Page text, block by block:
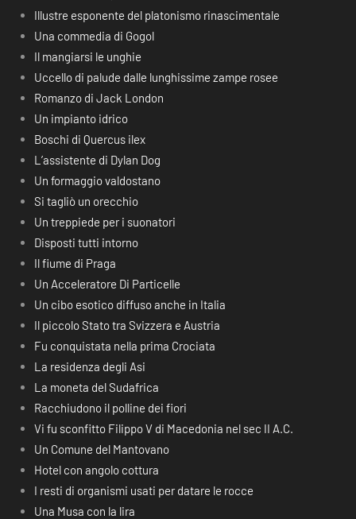
Illustre esponente del platonismo rinascimentale
Una commedia di Gogol
Il mangiarsi le unghie
Uccello di palude dalle lunghissime zampe rosee
Romanzo di Jack London
Un impianto idrico
Boschi di Quercus ilex
L’assistente di Dylan Dog
Un formaggio valdostano
Si tagliò un orecchio
Un treppiede per i suonatori
Disposti tutti intorno
Il fiume di Praga
Un Acceleratore Di Particelle
Un cibo esotico diffuso anche in Italia
Il piccolo Stato tra Svizzera e Austria
Fu conquistata nella prima Crociata
La residenza degli Asi
La moneta del Sudafrica
Racchiudono il polline dei fiori
Vi fu sconfitto Filippo V di Macedonia nel sec II A.C.
Un Comune del Mantovano
Hotel con angolo cottura
I resti di organismi usati per datare le rocce
Una Musa con la lira